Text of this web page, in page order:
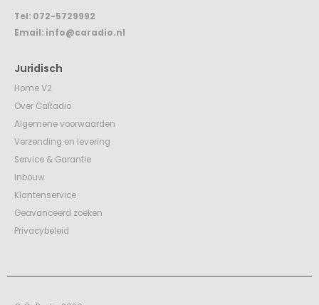
Tel: 072-5729992
Email: info@caradio.nl
Juridisch
Home V2
Over CaRadio
Algemene voorwaarden
Verzending en levering
Service & Garantie
Inbouw
Klantenservice
Geavanceerd zoeken
Privacybeleid